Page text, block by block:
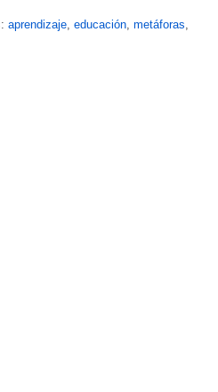
aprendizaje, educación, metáforas,